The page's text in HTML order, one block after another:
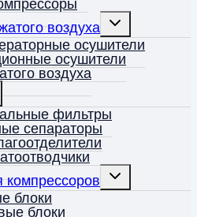
воздуха
Переключить
меню
осушители
осушители
воздуха
фильтры
сепараторы
компрессоров
Переключить
блоки
блоки